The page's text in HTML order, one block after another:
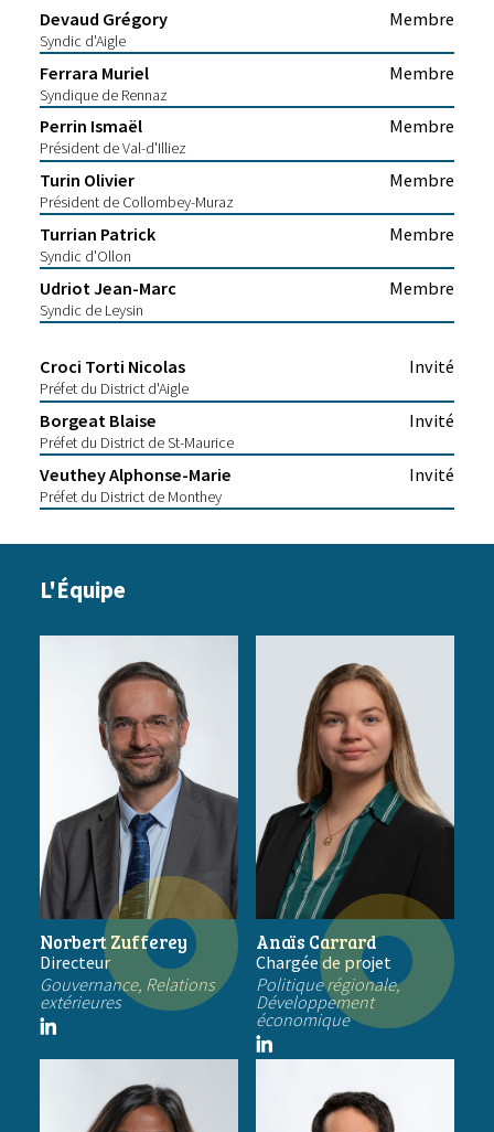
Devaud Grégory
Syndic d'Aigle
Membre
Ferrara Muriel
Syndique de Rennaz
Membre
Perrin Ismaël
Président de Val-d'Illiez
Membre
Turin Olivier
Président de Collombey-Muraz
Membre
Turrian Patrick
Syndic d'Ollon
Membre
Udriot Jean-Marc
Syndic de Leysin
Membre
Croci Torti Nicolas
Préfet du District d'Aigle
Invité
Borgeat Blaise
Préfet du District de St-Maurice
Invité
Veuthey Alphonse-Marie
Préfet du District de Monthey
Invité
L'Équipe
Norbert Zufferey
Directeur
Gouvernance, Relations
extérieures
Anaïs Carrard
Chargée de projet
Politique régionale,
Développement
économique